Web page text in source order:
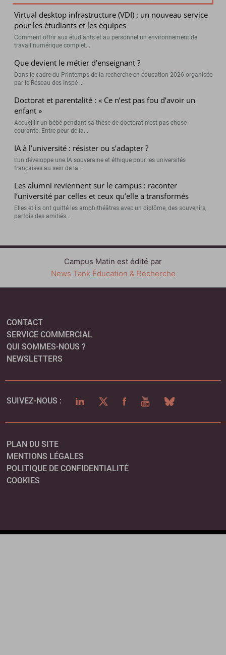
Virtual desktop infrastructure (VDI) : un nouveau service
pour les étudiants et les équipes
Comment offrir aux étudiants et au personnel un environnement de
travail numérique complet...
Que devient le métier d’enseignant ?
Dans le cadre du Printemps de la recherche en éducation 2026 organisée
par le Réseau des Inspé ...
Doctorat et parentalité : « Ce n’est pas fou d’avoir un
enfant »
Accueillir un bébé pendant sa thèse de doctorat n’est pas chose
courante. Entre peur de la...
IA à l’université : résister ou s’adapter ?
L’un développe une IA souveraine et éthique pour les universités
françaises au sein de la...
Les alumni reviennent sur le campus : raconter
l’université par celles et ceux qu’elle a transformés
Elles et ils ont quitté les amphithéâtres avec un diplôme, des souvenirs,
parfois des amitiés...
Campus Matin est édité par
News Tank Éducation & Recherche
CONTACT
SERVICE COMMERCIAL
QUI SOMMES-NOUS ?
NEWSLETTERS
SUIVEZ-NOUS : LINKEDINTWITTERFACEBOOKYOUTUBEBLUESKY
PLAN DU SITE
MENTIONS LÉGALES
POLITIQUE DE CONFIDENTIALITÉ
COOKIES